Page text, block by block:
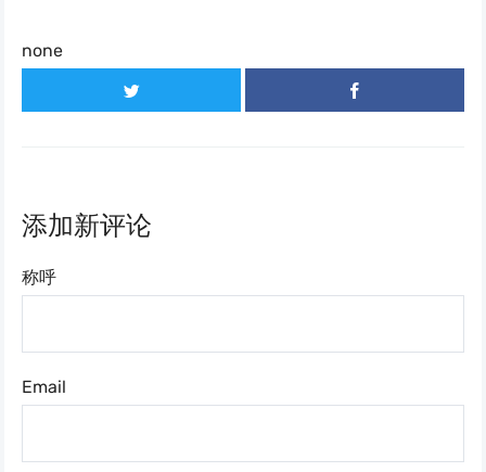
none
添加新评论
称呼
Email